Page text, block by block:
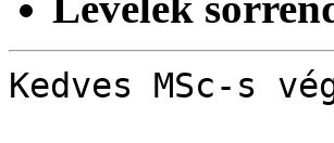
Kedves MSc-s